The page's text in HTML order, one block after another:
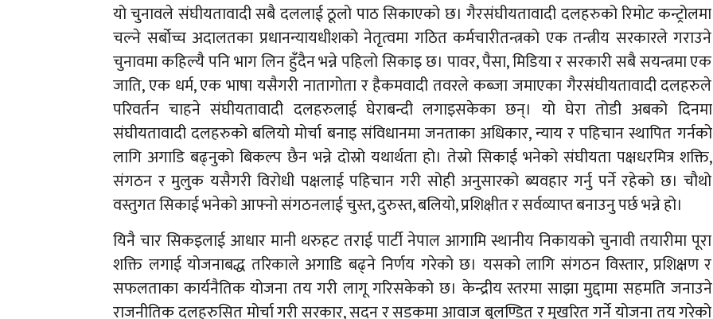
यो चुनावले संघीयतावादी सबै दललाई ठूलो पाठ सिकाएको छ। गैरसंघीयतावादी दलहरुको रिमोट कन्ट्रोलमा
चल्ने सर्बोच्च अदालतका प्रधानन्यायधीशको नेतृत्वमा गठित कर्मचारीतन्त्रको एक तन्त्रीय सरकारले गराउने
चुनावमा कहिल्यै पनि भाग लिन हुँदैन भन्ने पहिलो सिकाइ छ। पावर, पैसा, मिडिया र सरकारी सबै सयन्त्रमा एक
जाति, एक धर्म, एक भाषा यसैगरी नातागोता र हैकमवादी तवरले कब्जा जमाएका गैरसंघीयतावादी दलहरुले
परिवर्तन चाहने संघीयतावादी दलहरुलाई घेराबन्दी लगाइसकेका छन्। यो घेरा तोडी अबको दिनमा
संघीयतावादी दलहरुको बलियो मोर्चा बनाइ संविधानमा जनताका अधिकार, न्याय र पहिचान स्थापित गर्नको
लागि अगाडि बढ्नुको बिकल्प छैन भन्ने दोस्रो यथार्थता हो। तेस्रो सिकाई भनेको संघीयता पक्षधरमित्र शक्ति,
संगठन र मुलुक यसैगरी विरोधी पक्षलाई पहिचान गरी सोही अनुसारको ब्यवहार गर्नु पर्ने रहेको छ। चौथो
वस्तुगत सिकाई भनेको आफ्नो संगठनलाई चुस्त, दुरुस्त, बलियो, प्रशिक्षीत र सर्वव्याप्त बनाउनु पर्छ भन्ने हो।
यिनै चार सिकइलाई आधार मानी थरुहट तराई पार्टी नेपाल आगामि स्थानीय निकायको चुनावी तयारीमा पूरा
शक्ति लगाई योजनाबद्ध तरिकाले अगाडि बढ्ने निर्णय गरेको छ। यसको लागि संगठन विस्तार, प्रशिक्षण र
सफलताका कार्यनैतिक योजना तय गरी लागू गरिसकेको छ। केन्द्रीय स्तरमा साझा मुद्दामा सहमति जनाउने
राजनीतिक दलहरुसित मोर्चा गरी सरकार, सदन र सडकमा आवाज बुलण्डित र मुखरित गर्ने योजना तय गरेको